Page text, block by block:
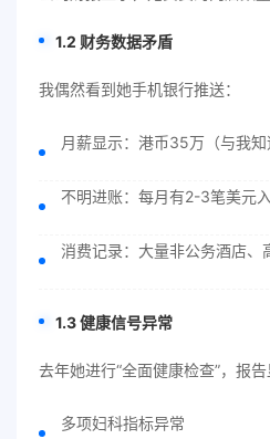
1.2 财务数据矛盾
我偶然看到她手机银行推送：
月薪显示：港币35万（与我知
不明进账：每月有2-3笔美元
消费记录：大量非公务酒店、
1.3 健康信号异常
去年她进行“全面健康检查”，报告
多项妇科指标异常